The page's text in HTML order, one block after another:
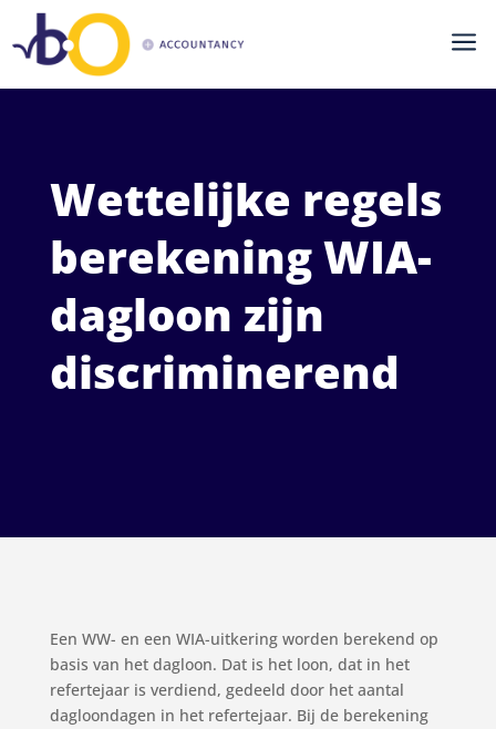
a
Wettelijke regels
berekening WIA-
dagloon zijn
discriminerend
Een WW- en een WIA-uitkering worden berekend op
basis van het dagloon. Dat is het loon, dat in het
refertejaar is verdiend, gedeeld door het aantal
dagloondagen in het refertejaar. Bij de berekening